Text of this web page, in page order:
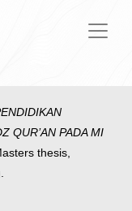
QUR’AN PADA MI
thesis,